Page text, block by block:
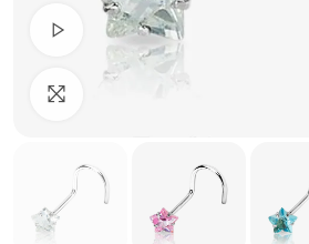
Ver Vídeo